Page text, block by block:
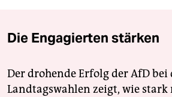
Die Engagierten stärken
Der drohende Erfolg der AfD
Landtagswahlen zeigt, wie stark